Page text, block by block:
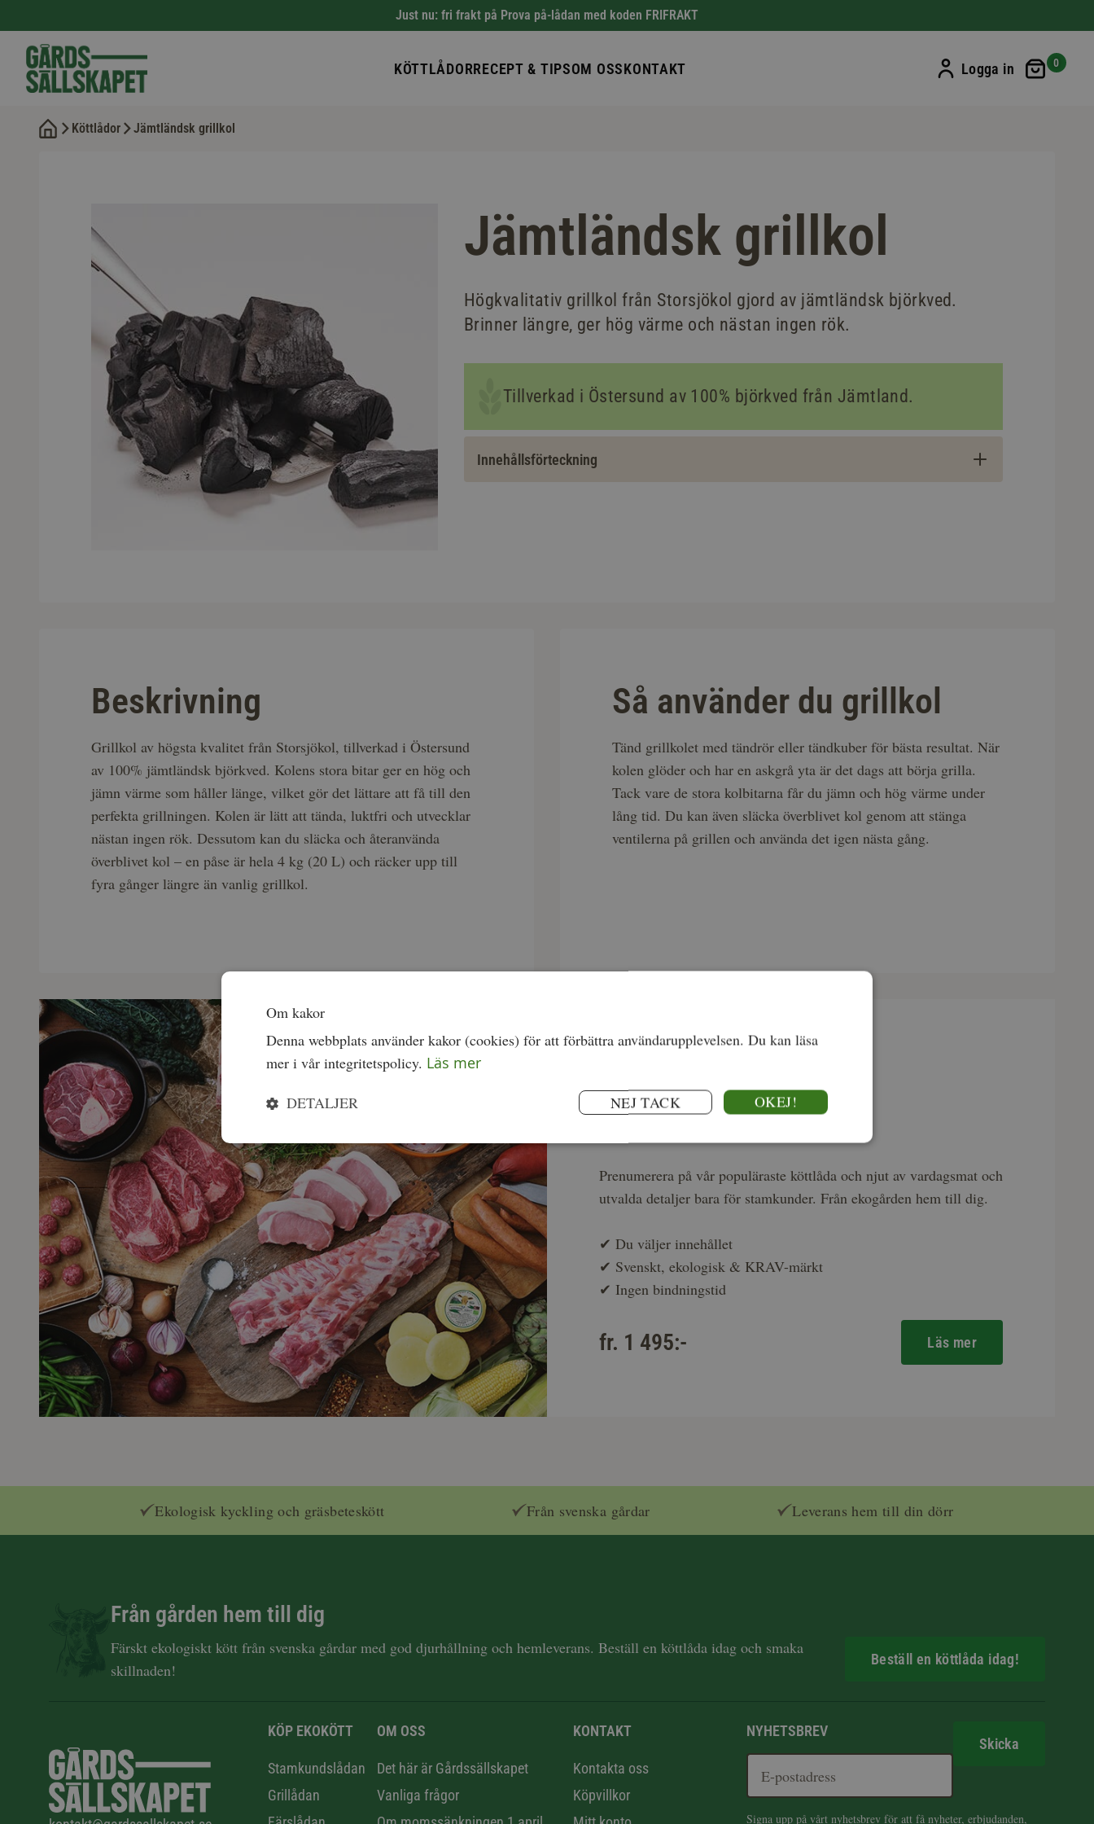
Just nu: fri frakt på Prova på-lådan med koden FRIFRAKT
KÖTTLÅDORRECEPT & TIPSOM OSSKONTAKT Logga in Min
0
Köttlådor Jämtländsk grillkol
Jämtländsk grillkol
Högkvalitativ grillkol från Storsjökol gjord av jämtländsk björkved.
Brinner längre, ger hög värme och nästan ingen rök.
Tillverkad i Östersund av 100% björkved från Jämtland.
Innehållsförteckning
Beskrivning
Grillkol av högsta kvalitet från Storsjökol, tillverkad i Östersund
av 100% jämtländsk björkved. Kolens stora bitar ger en hög och
jämn värme som håller länge, vilket gör det lättare att få till den
perfekta grillningen. Kolen är lätt att tända, luktfri och utvecklar
nästan ingen rök. Dessutom kan du släcka och återanvända
överblivet kol – en påse är hela 4 kg (20 L) och räcker upp till
fyra gånger längre än vanlig grillkol.
Så använder du grillkol
Tänd grillkolet med tändrör eller tändkuber för bästa resultat. När
kolen glöder och har en askgrå yta är det dags att börja grilla.
Tack vare de stora kolbitarna får du jämn och hög värme under
lång tid. Du kan även släcka överblivet kol genom att stänga
ventilerna på grillen och använda det igen nästa gång.
Stamkundslådan
Prenumerera på vår populäraste köttlåda och njut av vardagsmat och
utvalda detaljer bara för stamkunder. Från ekogården hem till dig.
✔ Du väljer innehållet
✔ Svenskt, ekologisk & KRAV-märkt
✔ Ingen bindningstid
fr. 1 495:- Läs mer
Ekologisk kyckling och gräsbeteskött Från svenska gårdar Leverans hem till din dörr
Från gården hem till dig
Färskt ekologiskt kött från svenska gårdar med god djurhållning och hemleverans. Beställ en köttlåda idag och smaka
skillnaden!
Beställ en köttlåda idag!
KÖP EKOKÖTT
Stamkundslådan
Grillådan
OM OSS
Det här är Gårdssällskapet
Vanliga frågor
KONTAKT
Kontakta oss
Köpvillkor
NYHETSBREV
Skicka
Signa upp på vårt nyhetsbrev för att få nyheter, erbjudanden,
Om kakor
Denna webbplats använder kakor (cookies) för att förbättra användarupplevelsen. Du kan läsa
mer i vår integritetspolicy. Läs mer
OKEJ!
NEJ TACK
DETALJER